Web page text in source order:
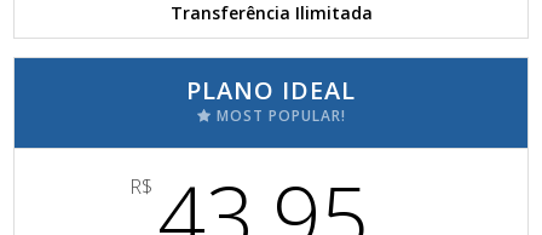
Transferência Ilimitada
PLANO IDEAL
MOST POPULAR!
R$